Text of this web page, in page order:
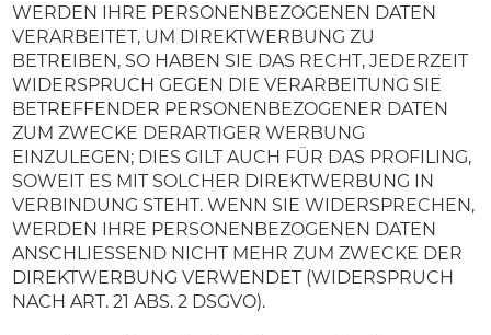
WERDEN IHRE PERSONENBEZOGENEN DATEN
VERARBEITET, UM DIREKTWERBUNG ZU
BETREIBEN, SO HABEN SIE DAS RECHT, JEDERZEIT
WIDERSPRUCH GEGEN DIE VERARBEITUNG SIE
BETREFFENDER PERSONENBEZOGENER DATEN
ZUM ZWECKE DERARTIGER WERBUNG
EINZULEGEN; DIES GILT AUCH FÜR DAS PROFILING,
SOWEIT ES MIT SOLCHER DIREKTWERBUNG IN
VERBINDUNG STEHT. WENN SIE WIDERSPRECHEN,
WERDEN IHRE PERSONENBEZOGENEN DATEN
ANSCHLIESSEND NICHT MEHR ZUM ZWECKE DER
DIREKTWERBUNG VERWENDET (WIDERSPRUCH
NACH ART. 21 ABS. 2 DSGVO).